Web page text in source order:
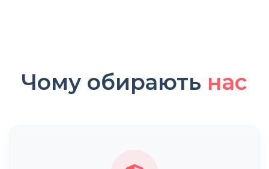
Чому обирають нас